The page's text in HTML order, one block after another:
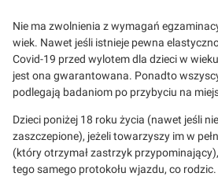
Nie ma zwolnienia z wymagań
wiek. Nawet jeśli istnieje pewna
Covid-19 przed wylotem dla dzieci w
jest ona gwarantowana. Ponadto
podlegają badaniom po przybyciu na
Dzieci poniżej 18 roku życia (nawet jeśli
zaszczepione), jeżeli towarzyszy im w
(który otrzymał zastrzyk
tego samego protokołu wjazdu, co rodzic.